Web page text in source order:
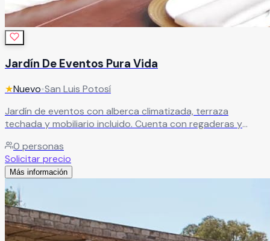
Jardín De Eventos Pura Vida
★Nuevo•San Luis Potosí
Jardín de eventos con alberca climatizada, terraza
techada y mobiliario incluido. Cuenta con regaderas y
comodidad, funcionalidad y un ambiente al aire libre con
servicios completos.
0 personas
Solicitar precio
Más información